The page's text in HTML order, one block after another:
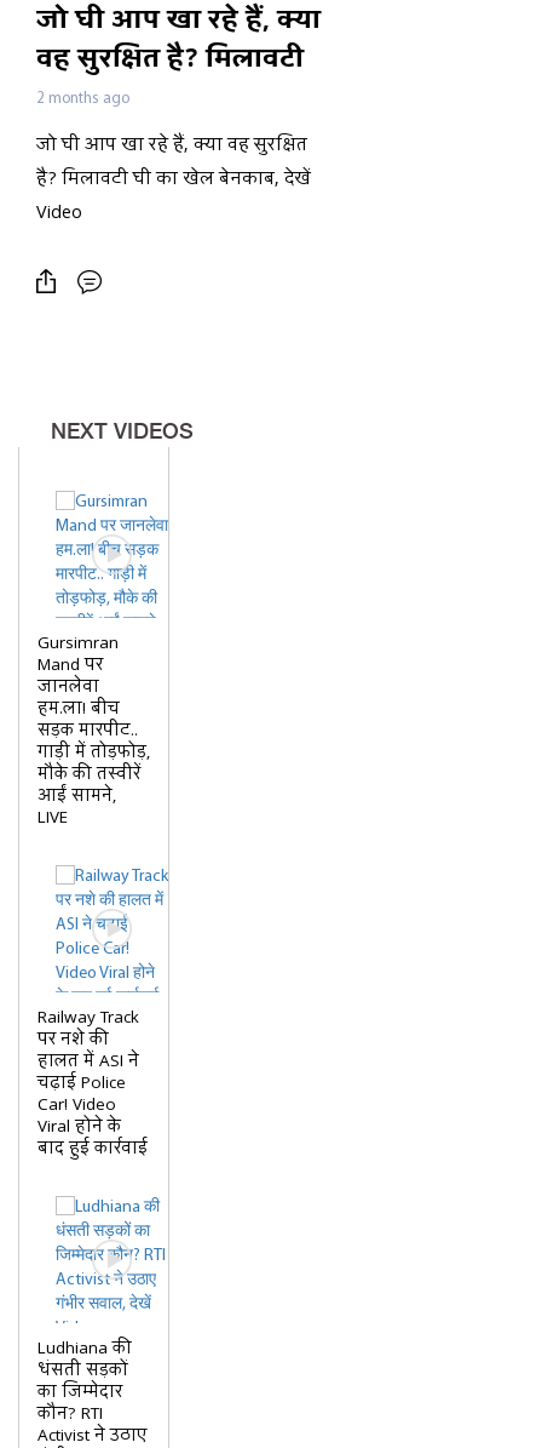
जो घी आप खा रहे हैं, क्या
वह सुरक्षित है? मिलावटी
घी का खेल बेनकाब, देखें
Video
2 months ago
जो घी आप खा रहे हैं, क्या वह सुरक्षित
है? मिलावटी घी का खेल बेनकाब, देखें
Video
NEXT VIDEOS
Gursimran
Mand पर
जानलेवा
हम.ला! बीच
सड़क मारपीट..
गाड़ी में तोड़फोड़,
मौके की तस्वीरें
आईं सामने,
LIVE
Railway Track
पर नशे की
हालत में ASI ने
चढ़ाई Police
Car! Video
Viral होने के
बाद हुई कार्रवाई
Ludhiana की
धंसती सड़कों
का जिम्मेदार
कौन? RTI
Activist ने उठाए